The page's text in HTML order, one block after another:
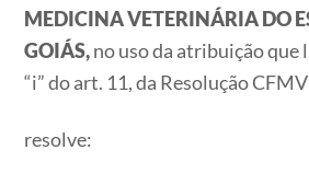
MEDICINA VETERINÁRIA DO
GOIÁS,no uso da atribuição que
“i” do art. 11, da Resolução
resolve: